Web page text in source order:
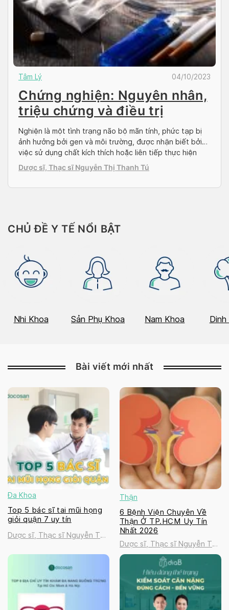
Tâm Lý 04/10/2023
Chứng nghiện: Nguyên nhân,
triệu chứng và điều trị
Nghiện là một tình trạng não bộ mãn tính, phức tạp bị
ảnh hưởng bởi gen và môi trường, được nhận biết bởi
việc sử dụng chất kích thích hoặc liên tiếp thực hiện
một số hành động nhất định bất chấp những hậu quả có
hại. Trong một thời gian dài trước đây, nghiện […]
Dược sĩ, Thạc sĩ Nguyễn Thị Thanh Tú
CHỦ ĐỀ Y TẾ NỔI BẬT
Nhi Khoa Sản Phụ Khoa Nam Khoa Dinh
Bài viết mới nhất
Đa Khoa
Top 5 bác sĩ tai mũi họng
giỏi quận 7 uy tín
Dược sĩ, Thạc sĩ Nguyễn Thị
Thận
6 Bệnh Viện Chuyên Về
Thận Ở TP.HCM Uy Tín
Nhất 2026
Dược sĩ, Thạc sĩ Nguyễn Thị
Thanh Tú